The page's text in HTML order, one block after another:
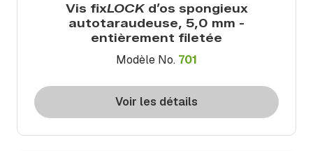
Vis fixLOCKd’os spongieux
autotaraudeuse, 5,0 mm -
entièrement filetée
Modèle No. 701
Voir les détails